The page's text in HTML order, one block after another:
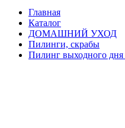
Главная
Каталог
ДОМАШНИЙ УХОД
Пилинги, скрабы
Пилинг выходного